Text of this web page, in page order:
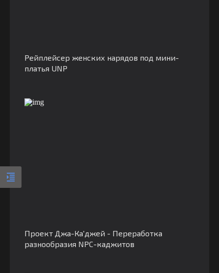
Рейплейсер женских нарядов под мини-
платья UNP
Проект Джа-Ка'джей - Переработка
разнообразия NPC-каджитов